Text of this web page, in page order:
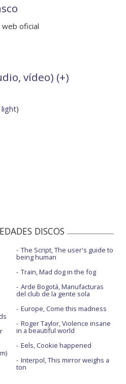
web oficial
vídeo) (+)
)
DISCOS
The Script, The user's guide to
being human
Train, Mad dog in the fog
Arde Bogotá, Manufacturas
del club de la gente sola
Europe, Come this madness
Roger Taylor, Violence insane
in a beautiful world
Eels, Cookie happened
Interpol, This mirror weighs a
ton